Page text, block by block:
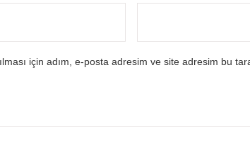
için adım, e-posta adresim ve site adresim bu